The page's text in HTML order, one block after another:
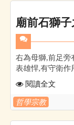
廟前石獅
右為母獅,前足旁
表雄悍,有守衛作
閱讀全文
哲學宗教